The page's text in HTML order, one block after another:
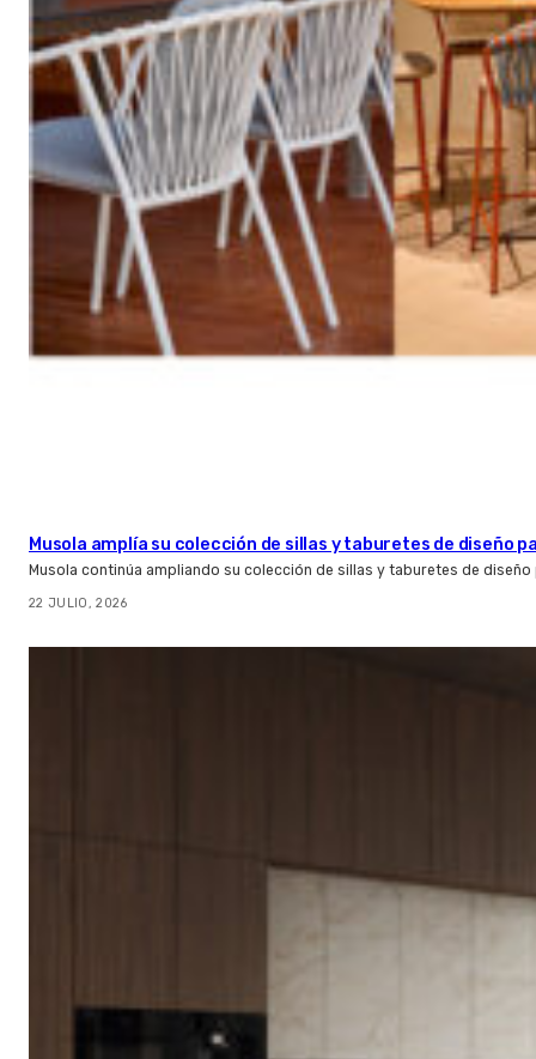
Musola amplía su colección de sillas y taburetes de diseño
Musola continúa ampliando su colección de sillas y taburetes de
22 JULIO, 2026